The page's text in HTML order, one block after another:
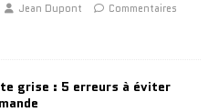
Jean Dupont
Commentaires
grise : 5 erreurs à éviter